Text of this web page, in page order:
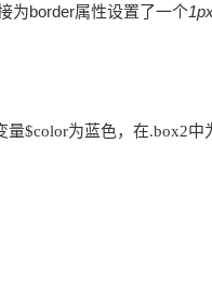
为border属性设置了一个
量$color为蓝色，在.box2中